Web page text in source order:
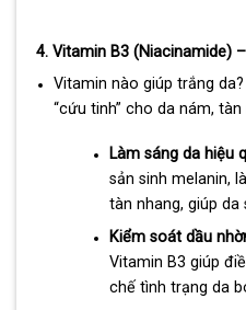
4. Vitamin B3 (Niacinamide)
Vitamin nào giúp trắng
“cứu tinh” cho da nám,
Làm sáng da hiệu
sản sinh melanin,
tàn nhang, giúp da
Kiểm soát dầu
Vitamin B3 giúp
chế tình trạng da